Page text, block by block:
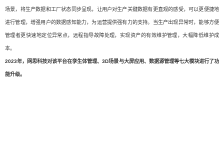
场景，将生产数据和工厂状态同步呈现，让用户对生产关键数据有更直观的感受，可以更便捷地
进行管理，增强用户的数据感知能力，为运营提供强有力的支持。当生产出现异常时，能够方便
管理者更快速地定位异常点，远程指导故障处理，实现资产的有效维护管理，大幅降低维护成
本。
2023年，网思科技对该平台在孪生体管理、3D场景与大屏应用、数据源管理等七大模块进行了功
能升级。